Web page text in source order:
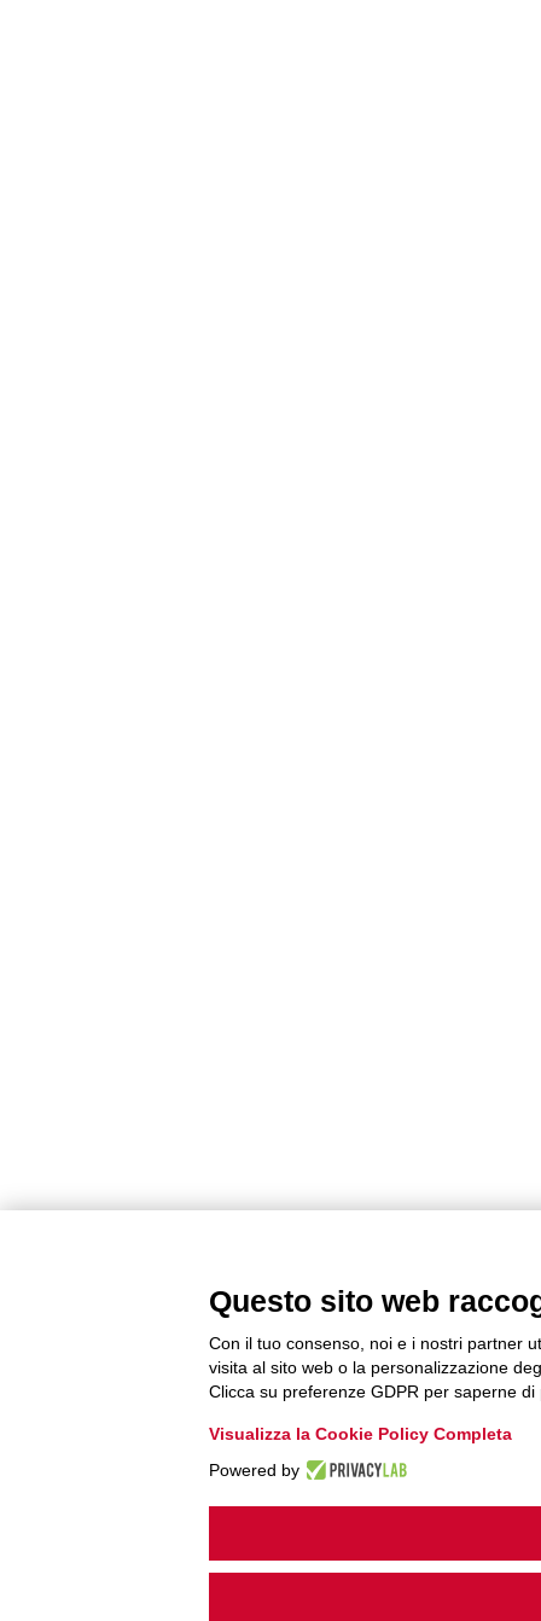
Questo sito web
Con il tuo consenso, noi e i nostri partner
visita al sito web o la personalizzazione
Clicca su preferenze GDPR per saperne di
Visualizza la Cookie Policy Completa
Powered by